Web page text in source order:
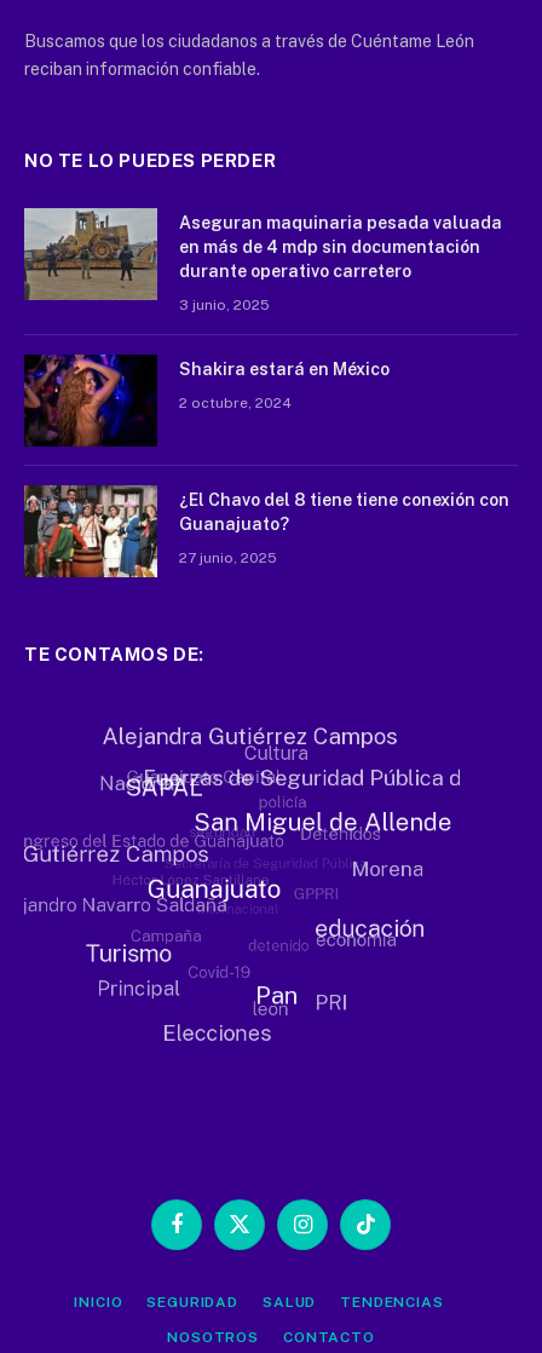
Buscamos que los ciudadanos a través de Cuéntame León
reciban información confiable.
NO TE LO PUEDES PERDER
Aseguran maquinaria pesada valuada
en más de 4 mdp sin documentación
durante operativo carretero
3 junio, 2025
Shakira estará en México
2 octubre, 2024
¿El Chavo del 8 tiene tiene conexión con
Guanajuato?
27 junio, 2025
TE CONTAMOS DE:
Facebook
X
InstagramTikTok
INICIO SEGURIDAD SALUD TENDENCIAS
NOSOTROS CONTACTO